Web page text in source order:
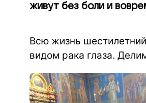
живут без боли и
Всю жизнь
видом рака глаза.